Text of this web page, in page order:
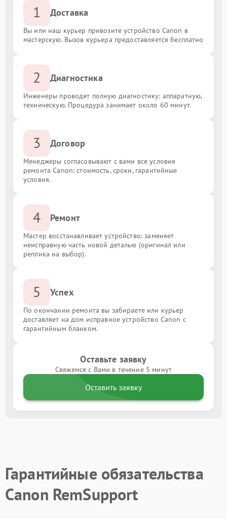
1 Доставка
Вы или наш курьер привозите устройство Canon в
мастерскую. Вызов курьера предоставляется бесплатно
2 Диагностика
Инженеры проводят полную диагностику: аппаратную,
техническую. Процедура занимает около 60 минут.
3 Договор
Менеджеры согласовывают с вами все условия
ремонта Canon: стоимость, сроки, гарантийные
условия.
4 Ремонт
Мастер восстанавливает устройство: заменяет
неисправную часть новой деталью (оригинал или
реплика на выбор).
5 Успех
По окончании ремонта вы забираете или курьер
доставляет на дом исправное устройство Canon с
гарантийным бланком.
Оставьте заявку
Свяжемся с Вами в течение 5 минут
Оставить заявку
Гарантийные обязательства
Canon RemSupport